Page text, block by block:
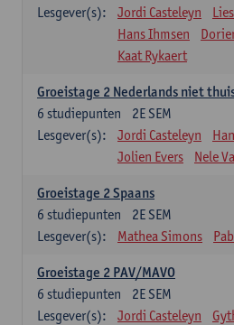
Lesgever(s):
Jordi Casteleyn
Hans Ihmsen
Kaat Rykaert
Groeistage 2 Nederlands niet
2E SEM
6 studiepunten
Lesgever(s):
Jordi Casteleyn
Jolien Evers
Nele
Groeistage 2 Spaans
2E SEM
6 studiepunten
Lesgever(s):
Mathea Simons
Groeistage 2 PAV/MAVO
2E SEM
6 studiepunten
Lesgever(s):
Jordi Casteleyn